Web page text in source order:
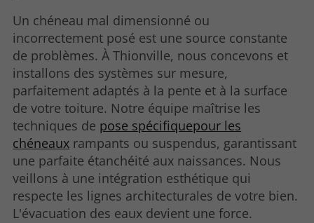
Un chéneau mal dimensionné ou
incorrectement posé est une source constante
de problèmes. À Thionville, nous concevons et
installons des systèmes sur mesure,
parfaitement adaptés à la pente et à la surface
de votre toiture. Notre équipe maîtrise les
techniques de pose spécifiquepour les
chéneaux rampants ou suspendus, garantissant
une parfaite étanchéité aux naissances. Nous
veillons à une intégration esthétique qui
respecte les lignes architecturales de votre bien.
L'évacuation des eaux devient une force.